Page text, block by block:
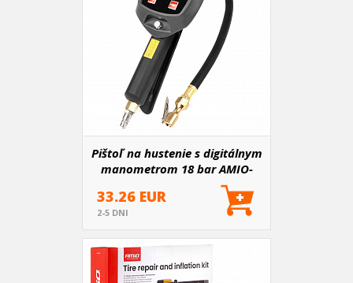
Pištoľ na hustenie s digitálnym
manometrom 18 bar AMIO-
33.26 EUR
2-5 DNI